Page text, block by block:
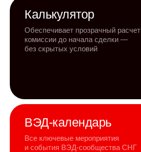
Калькулятор
Обеспечивает прозрачный расчет
комиссии до начала сделки —
без скрытых условий
ВЭД-календарь
Все ключевые мероприятия
и события ВЭД-сообщества СНГ